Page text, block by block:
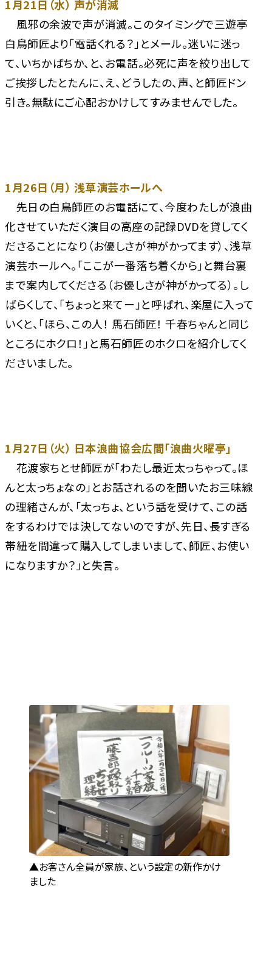
1月21日（水） 声が消滅
風邪の余波で声が消滅。このタイミングで三遊亭
白鳥師匠より「電話くれる？」とメール。迷いに迷っ
て、いちかばちか、と、お電話。必死に声を絞り出して
ご挨拶したとたんに、え、どうしたの、声、と師匠ドン
引き。無駄にご心配おかけしてすみませんでした。
1月26日（月） 浅草演芸ホールへ
先日の白鳥師匠のお電話にて、今度わたしが浪曲
化させていただく演目の高座の記録DVDを貸してく
ださることになり（お優しさが神がかってます）、浅草
演芸ホールへ。「ここが一番落ち着くから」と舞台裏
まで案内してくださる（お優しさが神がかってる）。し
ばらくして、「ちょっと来てー」と呼ばれ、楽屋に入って
いくと、「ほら、この人！ 馬石師匠！ 千春ちゃんと同じ
ところにホクロ！」と馬石師匠のホクロを紹介してく
ださいました。
1月27日（火） 日本浪曲協会広間「浪曲火曜亭」
花渡家ちとせ師匠が「わたし最近太っちゃって。ほ
んと太っちょなの」とお話されるのを聞いたお三味線
の理緒さんが、「太っちょ、という話を受けて、この話
をするわけでは決してないのですが、先日、長すぎる
帯紐を間違って購入してしまいまして、師匠、お使い
になりますか？」と失言。
お客さん全員が家族、という設定の新作かけ
ました